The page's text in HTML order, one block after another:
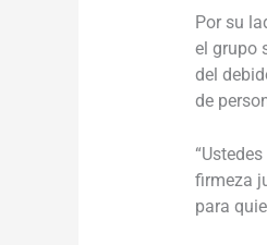
Por su
el grupo
del
de
firmeza
para